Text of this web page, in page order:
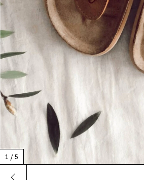
1 / 5